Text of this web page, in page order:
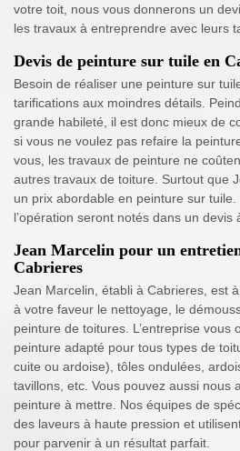
votre toit, nous vous donnerons un
les travaux à entreprendre avec leurs
Devis de peinture sur tuile en
Besoin de réaliser une peinture sur
tarifications aux moindres détails.
grande habileté, il est donc mieux de
si vous ne voulez pas refaire la
vous, les travaux de peinture ne
autres travaux de toiture. Surtout que
un prix abordable en peinture sur
l’opération seront notés dans un devis
Jean Marcelin pour un
Cabrieres
Jean Marcelin, établi à Cabrieres, est
à votre faveur le nettoyage, le
peinture de toitures. L’entreprise vous
peinture adapté pour tous types de
cuite ou ardoise), tôles ondulées,
tavillons, etc. Vous pouvez aussi nous
peinture à mettre. Nos équipes de
des laveurs à haute pression et
pour parvenir à un résultat parfait.